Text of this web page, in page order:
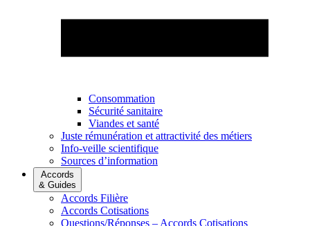
Consommation
Sécurité sanitaire
Viandes et santé
Juste rémunération et attractivité des métiers
Info-veille scientifique
Sources d’information
Accords
& Guides
Accords Filière
Accords Cotisations
Questions/Réponses – Accords Cotisations